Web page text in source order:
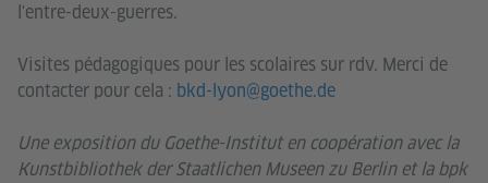
l'entre-deux-guerres.
Visites pédagogiques pour les scolaires sur rdv. Merci de
contacter pour cela : bkd-lyon@goethe.de
Une exposition du Goethe-Institut en coopération avec la
Kunstbibliothek der Staatlichen Museen zu Berlin et la bpk